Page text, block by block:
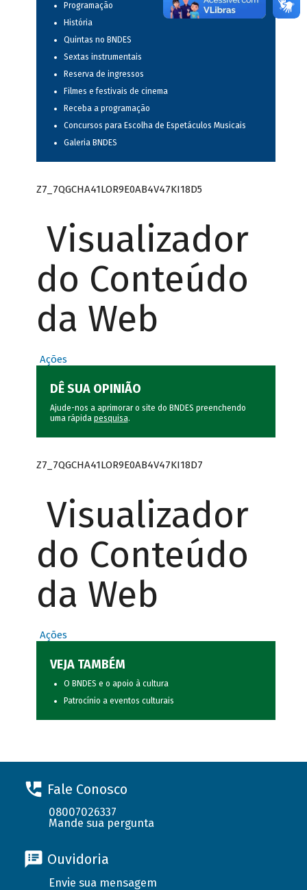
Programação
História
Quintas no BNDES
Sextas instrumentais
Reserva de ingressos
Filmes e festivais de cinema
Receba a programação
Concursos para Escolha de Espetáculos Musicais
Galeria BNDES
Z7_7QGCHA41LOR9E0AB4V47KI18D5
Visualizador
do Conteúdo
da Web
Ações
DÊ SUA OPINIÃO
Ajude-nos a aprimorar o site do BNDES preenchendo
uma rápida pesquisa.
Z7_7QGCHA41LOR9E0AB4V47KI18D7
Visualizador
do Conteúdo
da Web
Ações
VEJA TAMBÉM
O BNDES e o apoio à cultura
Patrocínio a eventos culturais
Fale Conosco
08007026337
Mande sua pergunta
Ouvidoria
Envie sua mensagem